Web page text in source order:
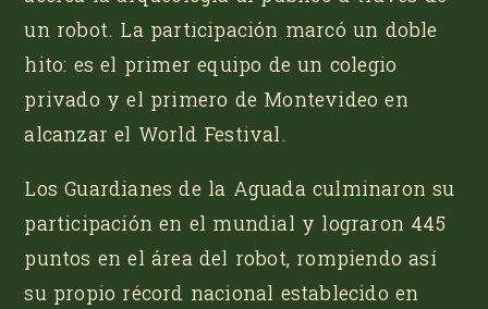
un robot. La participación marcó un doble
hito: es el primer equipo de un colegio
privado y el primero de Montevideo en
alcanzar el World Festival.
LosGuardianes de la Aguada culminaron su
participación en el mundial y lograron 445
puntos en el área del robot, rompiendo así
su propio récord nacional establecido en